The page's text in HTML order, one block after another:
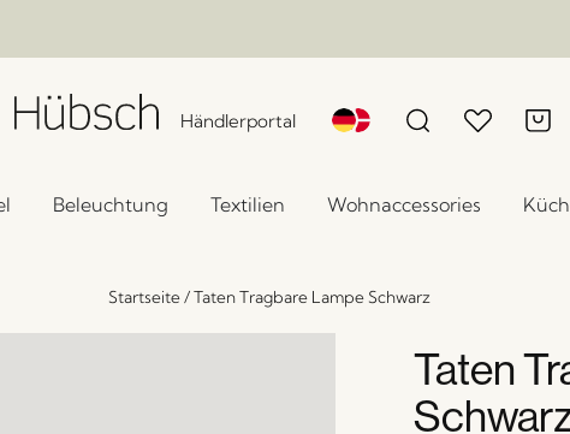
Händlerportal
Beleuchtung Textilien Wohnaccessories
Startseite/Taten Tragbare Lampe Schwarz
Taten